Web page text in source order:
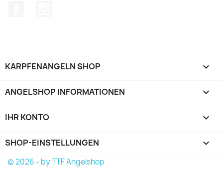
KARPFENANGELN SHOP 
ANGELSHOP INFORMATIONEN 
IHR KONTO 
SHOP-EINSTELLUNGEN keyboard_arrow_down
© 2026 - by TTF Angelshop